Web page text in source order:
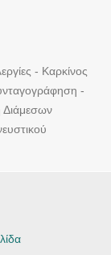
- Καρκίνος
-
Διάμεσων